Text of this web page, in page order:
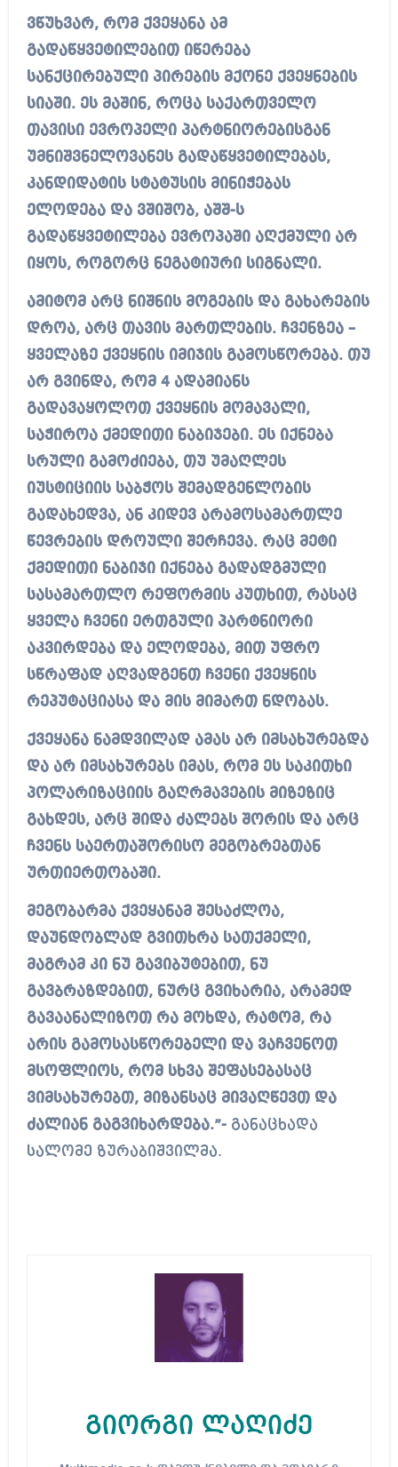
ვწუხვარ, რომ ქვეყანა ამ
გადაწყვეტილებით იწერება
სანქცირებული პირების მქონე ქვეყნების
სიაში. ეს მაშინ, როცა საქართველო
თავისი ევროპელი პარტნიორებისგან
უმნიშვნელოვანეს გადაწყვეტილებას,
კანდიდატის სტატუსის მინიჭებას
ელოდება და ვშიშობ, აშშ-ს
გადაწყვეტილება ევროპაში აღქმული არ
იყოს, როგორც ნეგატიური სიგნალი.
ამიტომ არც ნიშნის მოგების და გახარების
დროა, არც თავის მართლების. ჩვენზეა –
ყველაზე ქვეყნის იმიჯის გამოსწორება. თუ
არ გვინდა, რომ 4 ადამიანს
გადავაყოლოთ ქვეყნის მომავალი,
საჭიროა ქმედითი ნაბიჯები. ეს იქნება
სრული გამოძიება, თუ უმაღლეს
იუსტიციის საბჭოს შემადგენლობის
გადახედვა, ან კიდევ არამოსამართლე
წევრების დროული შერჩევა. რაც მეტი
ქმედითი ნაბიჯი იქნება გადადგმული
სასამართლო რეფორმის კუთხით, რასაც
ყველა ჩვენი ერთგული პარტნიორი
აკვირდება და ელოდება, მით უფრო
სწრაფად აღვადგენთ ჩვენი ქვეყნის
რეპუტაციასა და მის მიმართ ნდობას.
ქვეყანა ნამდვილად ამას არ იმსახურებდა
და არ იმსახურებს იმას, რომ ეს საკითხი
პოლარიზაციის გაღრმავების მიზეზიც
გახდეს, არც შიდა ძალებს შორის და არც
ჩვენს საერთაშორისო მეგობრებთან
ურთიერთობაში.
მეგობარმა ქვეყანამ შესაძლოა,
დაუნდობლად გვითხრა სათქმელი,
მაგრამ კი ნუ გავიბუტებით, ნუ
გავბრაზდებით, ნურც გვიხარია, არამედ
გავაანალიზოთ რა მოხდა, რატომ, რა
არის გამოსასწორებელი და ვაჩვენოთ
მსოფლიოს, რომ სხვა შეფასებასაც
ვიმსახურებთ, მიზანსაც მივაღწევთ და
ძალიან გაგვიხარდება.”- განაცხადა
სალომე ზურაბიშვილმა.
გიორგი ლაღიძე